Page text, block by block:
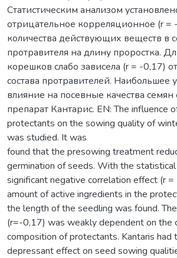
Статистическим анализом
отрицательное корреляционное (r =
количества действующих веществ в
протравителя на длину проростка.
корешков слабо зависела (r = -0,17)
состава протравителей. Наибольшее
влияние на посевные качества семян
препарат Кантарис. EN: The influence
protectants on the sowing quality of
was studied. It was
found that the presowing treatment
germination of seeds. With the
significant negative correlation effect (r
amount of active ingredients in the
the length of the seedling was found.
(r=-0,17) was weakly dependent on the
composition of protectants. Kantaris had
depressant effect on seed sowing